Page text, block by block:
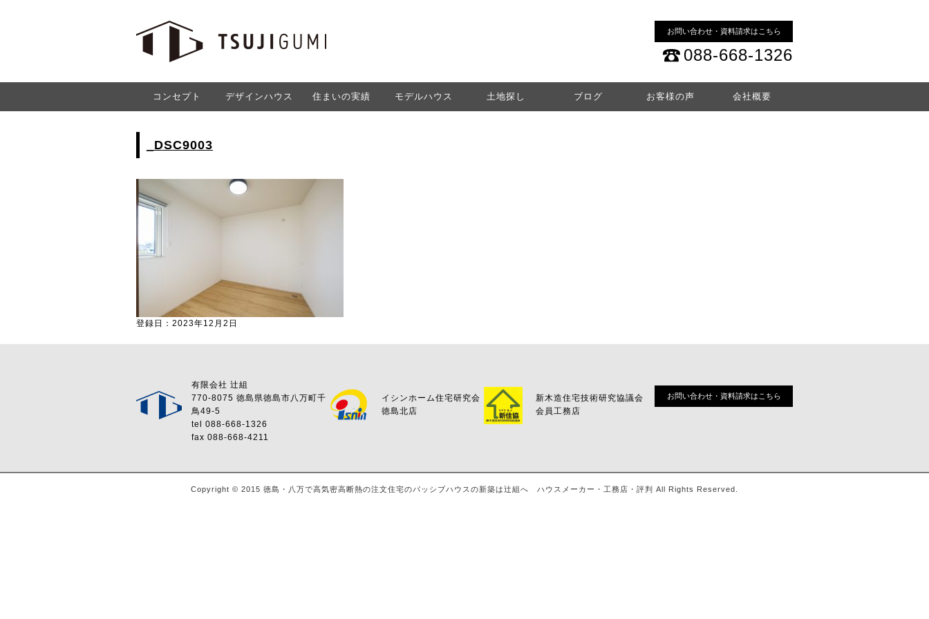
お問い合わせ・資料請求はこちら
088-668-1326
コンセプト デザインハウス 住まいの実績 モデルハウス 土地探し ブログ お客様の声 会社概要
_DSC9003
登録日：2023年12月2日
有限会社 辻組
770-8075 徳島県徳島市八万町千
鳥49-5
tel 088-668-1326
fax 088-668-4211
イシンホーム住宅研究会
徳島北店
新木造住宅技術研究協議会
会員工務店
お問い合わせ・資料請求はこちら
Copyright © 2015 徳島・八万で高気密高断熱の注文住宅のパッシブハウスの新築は辻組へ ハウスメーカー・工務店・評判 All Rights Reserved.